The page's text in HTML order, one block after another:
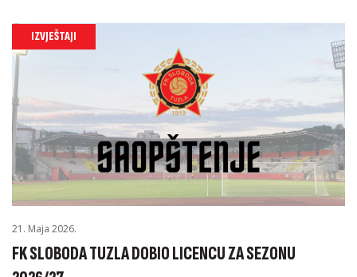
IZVJEŠTAJI
21. Maja 2026.
FK SLOBODA TUZLA DOBIO LICENCU ZA SEZONU